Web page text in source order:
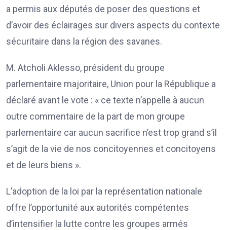
a permis aux députés de poser des questions et
d’avoir des éclairages sur divers aspects du contexte
sécuritaire dans la région des savanes.
M. Atcholi Aklesso, président du groupe
parlementaire majoritaire, Union pour la République a
déclaré avant le vote : « ce texte n’appelle à aucun
outre commentaire de la part de mon groupe
parlementaire car aucun sacrifice n’est trop grand s’il
s’agit de la vie de nos concitoyennes et concitoyens
et de leurs biens ».
L’adoption de la loi par la représentation nationale
offre l’opportunité aux autorités compétentes
d’intensifier la lutte contre les groupes armés